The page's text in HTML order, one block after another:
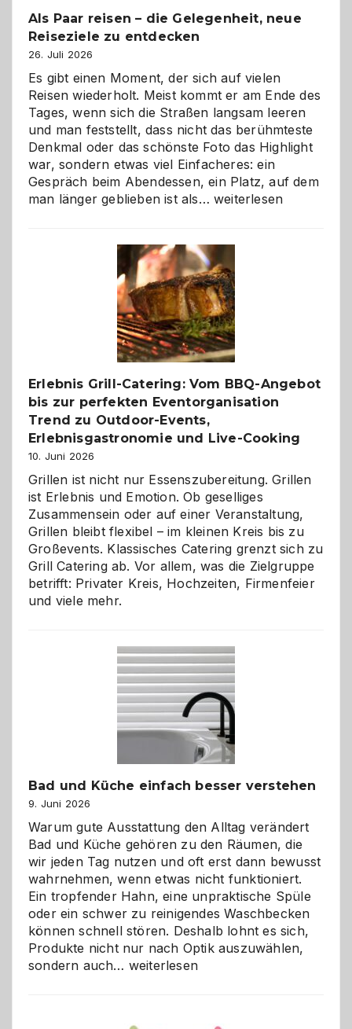
Als Paar reisen – die Gelegenheit, neue
Reiseziele zu entdecken
26. Juli 2026
Es gibt einen Moment, der sich auf vielen
Reisen wiederholt. Meist kommt er am Ende des
Tages, wenn sich die Straßen langsam leeren
und man feststellt, dass nicht das berühmteste
Denkmal oder das schönste Foto das Highlight
war, sondern etwas viel Einfacheres: ein
Gespräch beim Abendessen, ein Platz, auf dem
man länger geblieben ist als… Als
–
die
Gelegenheit,
neue
Reiseziele
zu
entdecken
weiterlesen
Erlebnis Grill-Catering: Vom BBQ-Angebot
bis zur perfekten Eventorganisation
Trend zu Outdoor-Events,
Erlebnisgastronomie und Live-Cooking
10. Juni 2026
Grillen ist nicht nur Essenszubereitung. Grillen
ist Erlebnis und Emotion. Ob geselliges
Zusammensein oder auf einer Veranstaltung,
Grillen bleibt flexibel – im kleinen Kreis bis zu
Großevents. Klassisches Catering grenzt sich zu
Grill Catering ab. Vor allem, was die Zielgruppe
betrifft: Privater Kreis, Hochzeiten, Firmenfeier
und viele mehr.
Bad und Küche einfach besser verstehen
9. Juni 2026
Warum gute Ausstattung den Alltag verändert
Bad und Küche gehören zu den Räumen, die
wir jeden Tag nutzen und oft erst dann bewusst
wahrnehmen, wenn etwas nicht funktioniert.
Ein tropfender Hahn, eine unpraktische Spüle
oder ein schwer zu reinigendes Waschbecken
können schnell stören. Deshalb lohnt es sich,
Produkte nicht nur nach Optik auszuwählen,
sondern auch… Bad
weiterlesen